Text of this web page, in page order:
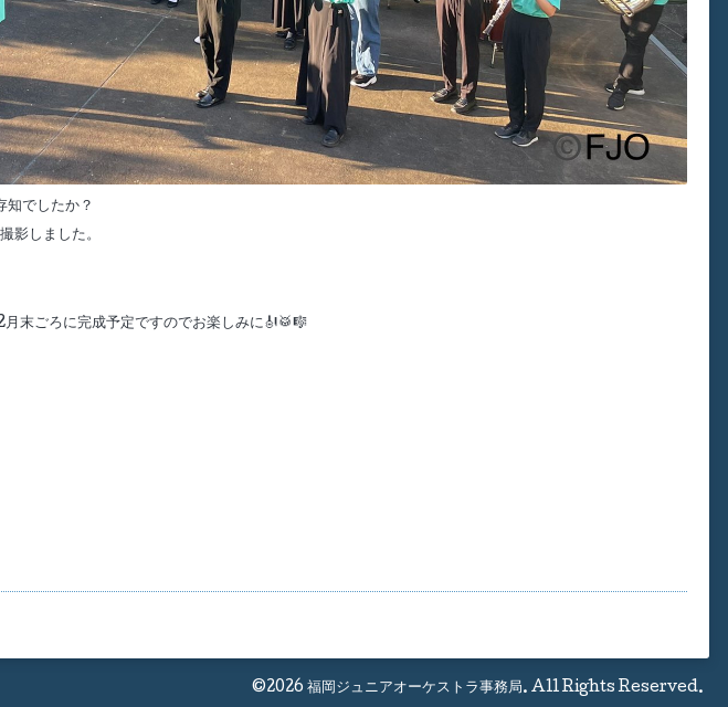
知でしたか？
影しました。
末ごろに完成予定ですのでお楽しみに🎻🥁🎼
©2026 福岡ジュニアオーケストラ事務局. All Rights Reserved.